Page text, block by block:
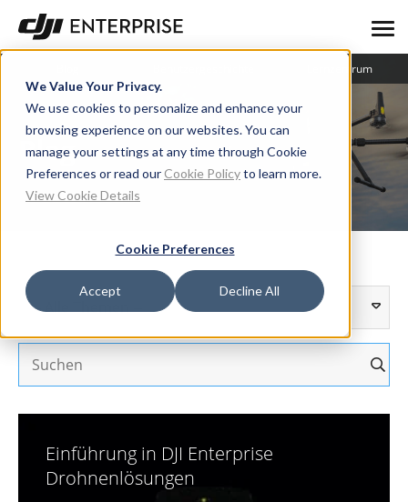
We Value Your Privacy.
We use cookies to personalize and enhance your
browsing experience on our websites. You can
manage your settings at any time through Cookie
Preferences or read our Cookie Policyto learn more.
View Cookie Details
Cookie Preferences
Accept Decline All
Lernzentrum
Blog
Einführung in DJI Enterprise
Drohnenlösungen